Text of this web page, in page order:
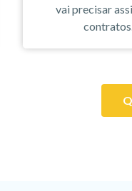
vai precisar